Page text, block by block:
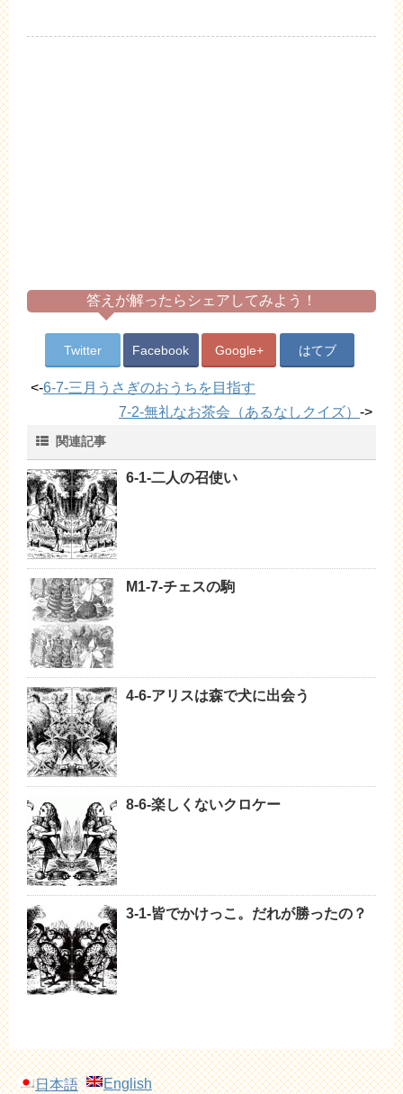
答えが解ったらシェアしてみよう！
Twitter Facebook Google+ はてブ
<-6-7-三月うさぎのおうちを目指す
7-2-無礼なお茶会（あるなしクイズ） ->
関連記事
6-1-二人の召使い
M1-7-チェスの駒
4-6-アリスは森で犬に出会う
8-6-楽しくないクロケー
3-1-皆でかけっこ。だれが勝ったの？
日本語 English